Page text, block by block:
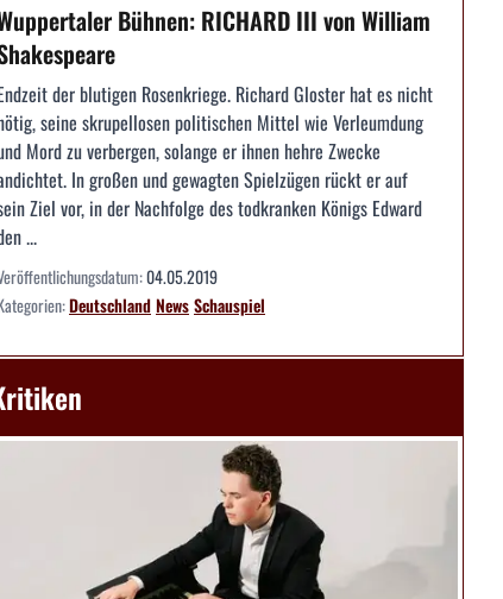
Bühnen: RICHARD III von William
der blutigen Rosenkriege. Richard Gloster hat es nicht
seine skrupellosen politischen Mittel wie Verleumdung
Mord zu verbergen, solange er ihnen hehre Zwecke
In großen und gewagten Spielzügen rückt er auf
Ziel vor, in der Nachfolge des todkranken Königs Edward
...
04.05.2019
DeutschlandNewsSchauspiel